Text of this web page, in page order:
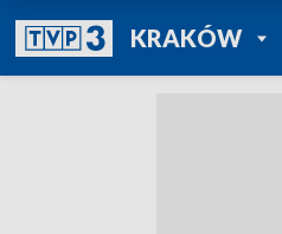
KRAKÓW
POWRÓT
TVP